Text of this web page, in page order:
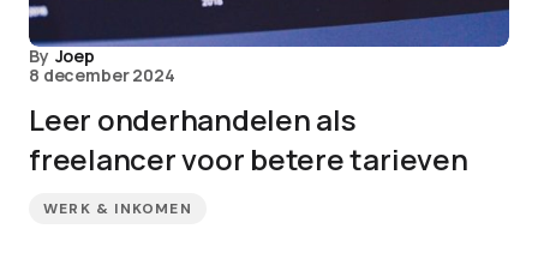
By Joep
8 december 2024
Leer onderhandelen als
freelancer voor betere tarieven
WERK & INKOMEN